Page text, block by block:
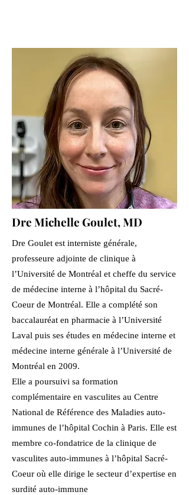
Dre Michelle Goulet, MD
Dre Goulet est interniste générale,
professeure adjointe de clinique à
l’Université de Montréal et cheffe du service
de médecine interne à l’hôpital du Sacré-
Coeur de Montréal. Elle a complété son
baccalauréat en pharmacie à l’Université
Laval puis ses études en médecine interne et
médecine interne générale à l’Université de
Montréal en 2009.
Elle a poursuivi sa formation
complémentaire en vasculites au Centre
National de Référence des Maladies auto-
immunes de l’hôpital Cochin à Paris. Elle est
membre co-fondatrice de la clinique de
vasculites auto-immunes à l’hôpital Sacré-
Coeur où elle dirige le secteur d’expertise en
surdité auto-immune